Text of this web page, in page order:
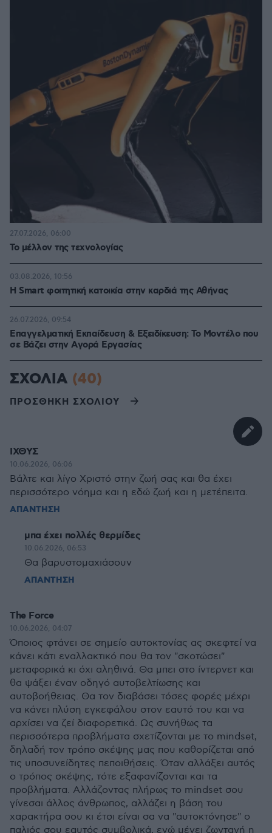
Το μέλλον της τεχνολογίας
27.07.2026, 06:00
Η Smart φοιτητική κατοικία στην καρδιά της Αθήνας
03.08.2026, 10:56
Επαγγελματική Εκπαίδευση & Εξειδίκευση: Το Mοντέλο που
σε Bάζει στην Aγορά Eργασίας
26.07.2026, 09:54
ΣΧΟΛΙΑ (40)
ΠΡΟΣΘΗΚΗ ΣΧΟΛΙΟΥ
ΙΧΘΥΣ
10.06.2026, 06:06
Βάλτε και λίγο Χριστό στην ζωή σας και θα έχει
περισσότερο νόημα και η εδώ ζωή και η μετέπειτα.
ΑΠΑΝΤΗΣΗ
μπα έχει πολλές θερμίδες
10.06.2026, 06:53
Θα βαρυστομαχιάσουν
ΑΠΑΝΤΗΣΗ
The Force
10.06.2026, 04:07
Όποιος φτάνει σε σημείο αυτοκτονίας ας σκεφτεί να
κάνει κάτι εναλλακτικό που θα τον "σκοτώσει"
μεταφορικά κι όχι αληθινά. Θα μπει στο ίντερνετ και
θα ψάξει έναν οδηγό αυτοβελτίωσης και
αυτοβοήθειας. Θα τον διαβάσει τόσες φορές μέχρι
να κάνει πλύση εγκεφάλου στον εαυτό του και να
αρχίσει να ζεί διαφορετικά. Ως συνήθως τα
περισσότερα προβλήματα σχετίζονται με το mindset,
δηλαδή τον τρόπο σκέψης μας που καθορίζεται από
τις υποσυνείδητες πεποιθήσεις. Όταν αλλάξει αυτός
ο τρόπος σκέψης, τότε εξαφανίζονται και τα
προβλήματα. Αλλάζοντας πλήρως το mindset σου
γίνεσαι άλλος άνθρωπος, αλλάζει η βάση του
χαρακτήρα σου κι έτσι είναι σα να "αυτοκτόνησε" ο
παλιός σου εαυτός συμβολικά, ενώ μένει ζωντανή η